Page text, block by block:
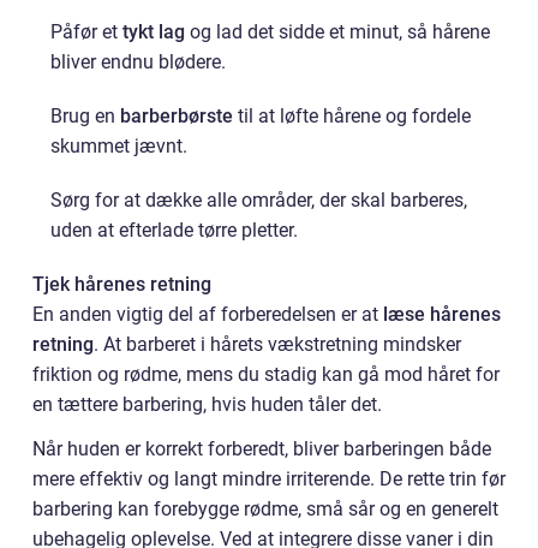
Påfør et tykt lag og lad det sidde et minut, så hårene
bliver endnu blødere.
Brug en barberbørste til at løfte hårene og fordele
skummet jævnt.
Sørg for at dække alle områder, der skal barberes,
uden at efterlade tørre pletter.
Tjek hårenes retning
En anden vigtig del af forberedelsen er at læse hårenes
retning. At barberet i hårets vækstretning mindsker
friktion og rødme, mens du stadig kan gå mod håret for
en tættere barbering, hvis huden tåler det.
Når huden er korrekt forberedt, bliver barberingen både
mere effektiv og langt mindre irriterende. De rette trin før
barbering kan forebygge rødme, små sår og en generelt
ubehagelig oplevelse. Ved at integrere disse vaner i din